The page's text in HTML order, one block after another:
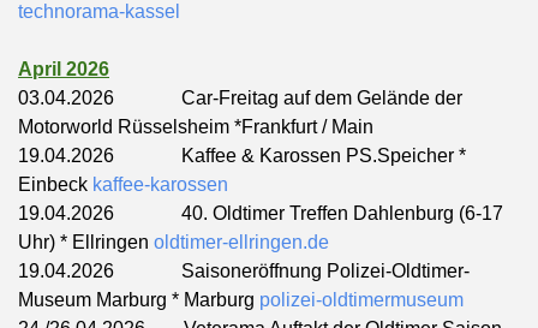
technorama-kassel
April 2026
03.04.2026 Car-Freitag auf dem Gelände der
Motorworld Rüsselsheim *Frankfurt / Main
19.04.2026 Kaffee & Karossen PS.Speicher *
Einbeck kaffee-karossen
19.04.2026 40. Oldtimer Treffen Dahlenburg (6-17
Uhr) * Ellringen oldtimer-ellringen.de
19.04.2026 Saisoneröffnung Polizei-Oldtimer-
Museum Marburg * Marburg polizei-oldtimermuseum